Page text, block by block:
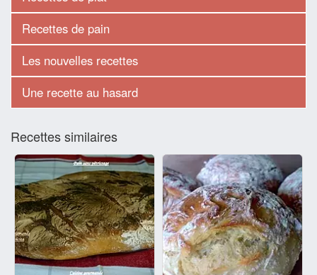
Recettes de pain
Les nouvelles recettes
Une recette au hasard
Recettes similaires